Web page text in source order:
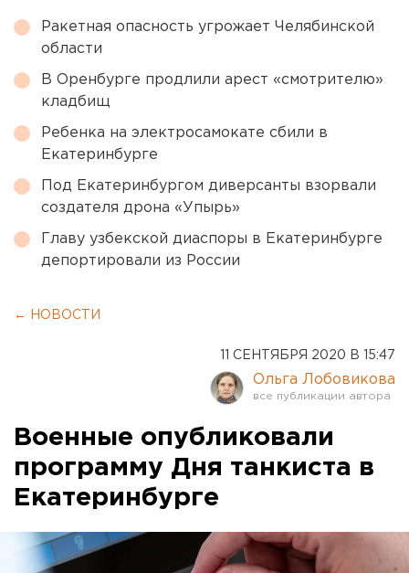
Ракетная опасность угрожает Челябинской
области
В Оренбурге продлили арест «смотрителю»
кладбищ
Ребенка на электросамокате сбили в
Екатеринбурге
Под Екатеринбургом диверсанты взорвали
создателя дрона «Упырь»
Главу узбекской диаспоры в Екатеринбурге
депортировали из России
← НОВОСТИ
11 СЕНТЯБРЯ 2020 В 15:47
Ольга Лобовикова
Военные опубликовали
программу Дня танкиста в
Екатеринбурге